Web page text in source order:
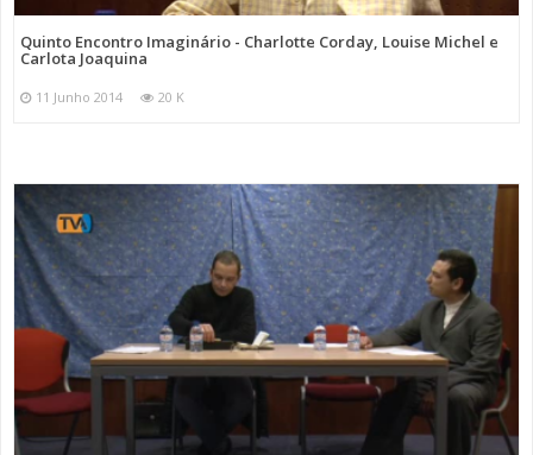
Quinto Encontro Imaginário - Charlotte Corday, Louise Michel e
Carlota Joaquina
11 Junho 2014 20 K